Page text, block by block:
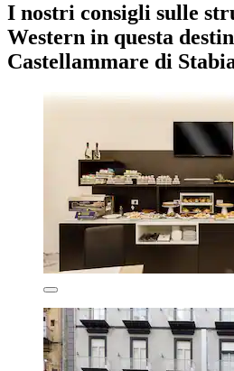
I nostri consigli sulle
Western in questa
Castellammare di